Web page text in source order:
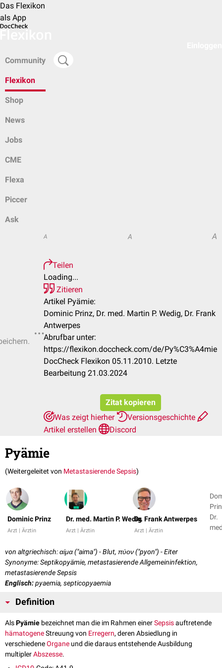
Das Flexikon
als App
Community
Flexikon
Shop
News
Jobs
CME
Flexa
Piccer
Ask
A A A
Teilen
Loading...
Zitieren
Artikel Pyämie:
Dominic Prinz, Dr. med. Martin P. Wedig, Dr. Frank
Antwerpes
Abrufbar unter:
https://flexikon.doccheck.com/de/Py%C3%A4mie
DocCheck Flexikon 05.11.2010. Letzte
Bearbeitung 21.03.2024
Zitat kopieren
Was zeigt hierher
Versionsgeschichte
Artikel erstellen
Discord
Pyämie
(Weitergeleitet von Metastasierende Sepsis)
Dominic Prinz
Arzt | Ärztin
Dr. med. Martin P. Wedig
Arzt | Ärztin
Dr. Frank Antwerpes
Arzt | Ärztin
Dr.
von altgriechisch: αίμα ("aima") - Blut, πύον ("pyon") - Eiter
Synonyme: Septikopyämie, metastasierende Allgemeininfektion,
metastasierende Sepsis
Englisch:pyaemia, septicopyaemia
Definition
AlsPyämie bezeichnet man die im Rahmen einerSepsisauftretende
hämatogeneStreuung von Erregern, deren Absiedlung in
verschiedeneOrgane und die daraus entstehende Ausbildung
multiplerAbszesse.